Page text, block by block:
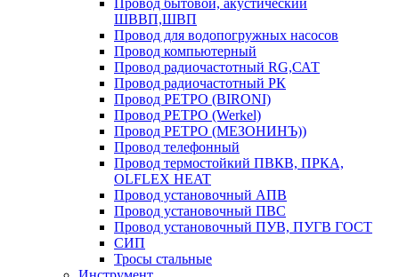
Провод бытовой, акустический
ШВВП,ШВП
Провод для водопогружных насосов
Провод компьютерный
Провод радиочастотный RG,САТ
Провод радиочастотный РК
Провод РЕТРО (BIRONI)
Провод РЕТРО (Werkel)
Провод РЕТРО (МЕЗОНИНЪ))
Провод телефонный
Провод термостойкий ПВКВ, ПРКА,
OLFLEX HEAT
Провод установочный АПВ
Провод установочный ПВС
Провод установочный ПУВ, ПУГВ ГОСТ
СИП
Тросы стальные